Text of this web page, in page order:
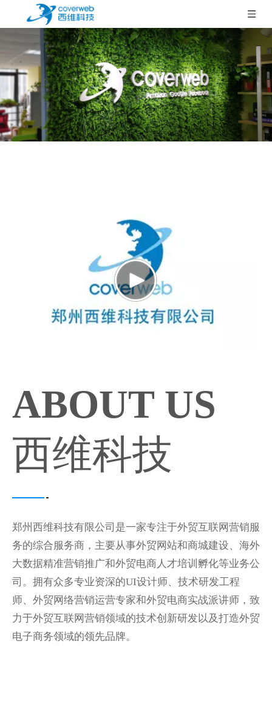
ABOUT US
西维科技
郑州西维科技有限公司是一家专注于外贸互联网营销服
务的综合服务商，主要从事外贸网站和商城建设、海外
大数据精准营销推广和外贸电商人才培训孵化等业务公
司。拥有众多专业资深的UI设计师、技术研发工程
师、外贸网络营销运营专家和外贸电商实战派讲师，致
力于外贸互联网营销领域的技术创新研发以及打造外贸
电子商务领域的领先品牌。